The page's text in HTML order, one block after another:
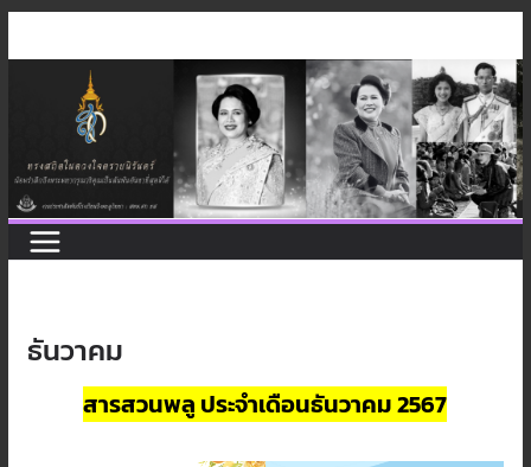
to
ธันวาคม
สารสวนพลู ประจำเดือนธันวาคม 2567